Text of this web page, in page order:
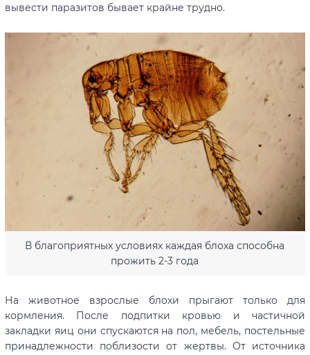
вывести паразитов бывает крайне трудно.
В благоприятных условиях каждая блоха способна
прожить 2-3 года
На животное взрослые блохи прыгают только для
кормления. После подпитки кровью и частичной
закладки яиц они спускаются на пол, мебель, постельные
принадлежности поблизости от жертвы. От источника